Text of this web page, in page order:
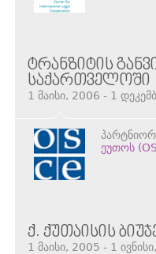
ᲢᲠᲐᲜᲖᲘᲢᲘᲡ
ᲡᲐᲥᲐᲠᲗᲕᲔᲚᲝᲨᲘ
1 მაისი, 2006 - 1
ეუთოს
Ქ. ᲥᲣᲗᲐᲘᲡᲘᲡ
1 მაისი, 2005 - 1